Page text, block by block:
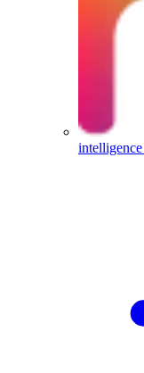
intelligence